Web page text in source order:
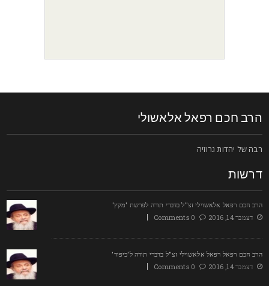
חכם רפאל אלאשולי
של יהדות גרוזיה
חכם רפאל אלאשוילי זצ"ל בדברי תורה לפרשת 'מקץ'
דצמבר 14, 2016
0 Comments
חכם רפאל רפאל אלאשוילי זצ"ל בדברי תורה ל'כיפור'
דצמבר 14, 2016
0 Comments